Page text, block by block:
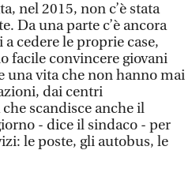
nel 2015, non c’è stata
Da una parte c’è ancora
cedere le proprie case,
facile convincere giovani
una vita che non hanno mai
dai centri
scandisce anche il
- dice il sindaco - per
le poste, gli autobus, le